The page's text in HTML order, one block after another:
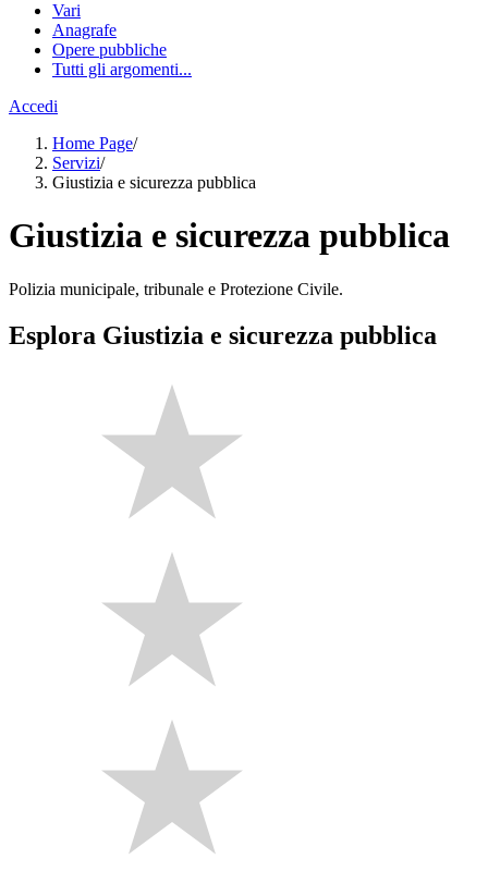
Vari
Anagrafe
Opere pubbliche
Tutti gli argomenti...
Accedi
Home Page/
Servizi/
Giustizia e sicurezza pubblica
Giustizia e sicurezza pubblica
Polizia municipale, tribunale e Protezione Civile.
Esplora Giustizia e sicurezza pubblica